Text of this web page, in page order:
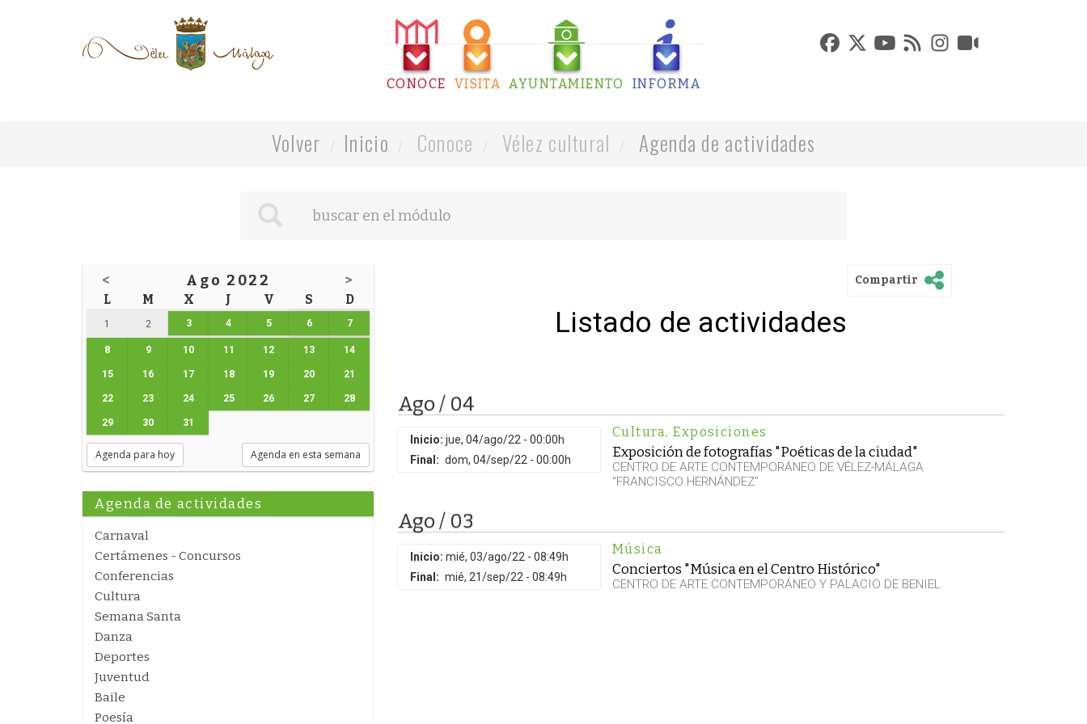
CONOCE VISITA AYUNTAMIENTO INFORMA
Volver Inicio Conoce Vélez cultural Agenda de actividades
< Ago 2022 >
L M X J V S D
1 2 3 4 5 6 7
8 9 10 11 12 13 14
15 16 17 18 19 20 21
22 23 24 25 26 27 28
29 30 31
Agenda para hoy Agenda en esta semana
Agenda de actividades
Carnaval
Certámenes - Concursos
Conferencias
Cultura
Semana Santa
Danza
Deportes
Juventud
Baile
Poesía
Compartir
Listado de actividades
Ago / 04
Inicio: jue, 04/ago/22 - 00:00h
Final: dom, 04/sep/22 - 00:00h
Cultura, Exposiciones
Exposición de fotografías "Poéticas de la ciudad"
CENTRO DE ARTE CONTEMPORÁNEO DE VÉLEZ-MÁLAGA
"FRANCISCO HERNÁNDEZ"
Ago / 03
Inicio: mié, 03/ago/22 - 08:49h
Final: mié, 21/sep/22 - 08:49h
Música
Conciertos "Música en el Centro Histórico"
CENTRO DE ARTE CONTEMPORÁNEO Y PALACIO DE BENIEL